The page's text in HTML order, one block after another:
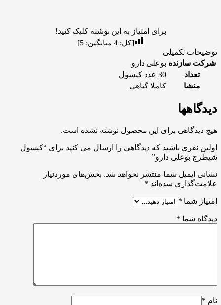
برای امتیاز به این نوشته کلیک کنید!
[کل:4 میانگین:5
]
توضیحات تکمیلی
شرکت سازنده بوعلی دارو
تعداد
30 عدد کپسول
منشا
کاملا گیاهی
دیدگاهها
هیچ دیدگاهی برای این محصول نوشته نشده است.
اولین نفری باشید که دیدگاهی را ارسال می کنید برای “کپسول
شیطرج بوعلی دارو”
نشانی ایمیل شما منتشر نخواهد شد. بخش‌های موردنیاز
علامت‌گذاری شده‌اند *
امتیاز شما *
دیدگاه شما *
نام *